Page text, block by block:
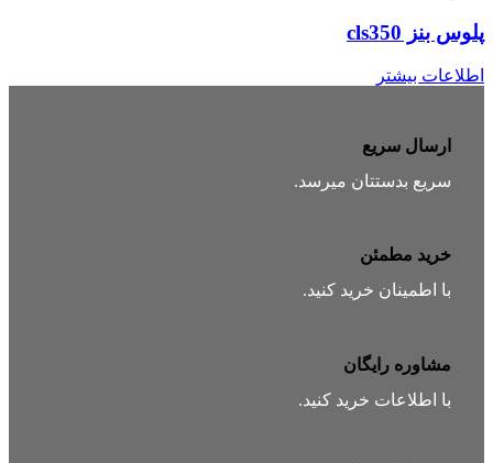
پلوس بنز cls350
اطلاعات بیشتر
ارسال سریع
سریع بدستتان میرسد.
خرید مطمئن
با اطمینان خرید کنید.
مشاوره رایگان
با اطلاعات خرید کنید.